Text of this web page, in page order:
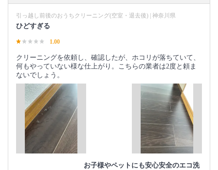
引っ越し前後のおうちクリーニング(空室・退去後) | 神奈川県
ひどすぎる
1.00
クリーニングを依頼し、確認したが、ホコリが落ちていて、
何もやっていない様な仕上がり。こちらの業者は2度と頼ま
ないでしょう。
お子様やペットにも安心安全のエコ洗